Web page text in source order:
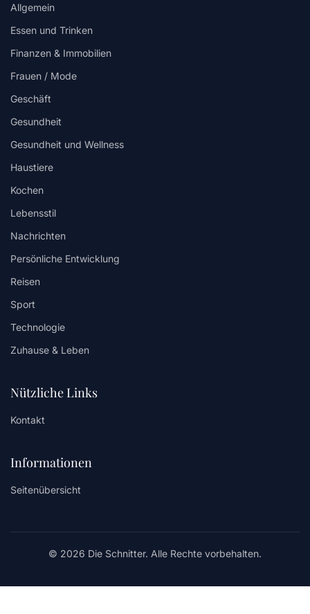
Allgemein
Essen und Trinken
Finanzen & Immobilien
Frauen / Mode
Geschäft
Gesundheit
Gesundheit und Wellness
Haustiere
Kochen
Lebensstil
Nachrichten
Persönliche Entwicklung
Reisen
Sport
Technologie
Zuhause & Leben
Nützliche Links
Kontakt
Informationen
Seitenübersicht
© 2026 Die Schnitter. Alle Rechte vorbehalten.